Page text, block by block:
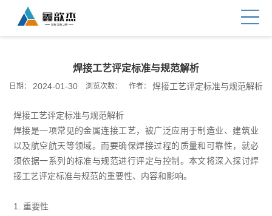
焊接工艺评定标准与规范解析
日期： 2024-01-30 浏览次数： 作者： 焊接工艺评定标准与规范解析
焊接工艺评定标准与规范解析
焊接是一项常见的金属连接工艺，被广泛应用于制造业、建筑业
以及航空航天等领域。而要确保焊接过程的质量和可靠性，就必
须依据一系列的标准与规范进行评定与控制。本文将深入探讨焊
接工艺评定标准与规范的重要性、内容和影响。
1. 重要性